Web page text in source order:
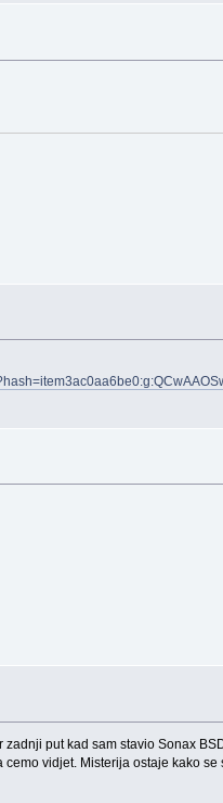
put kad sam stavio Sonax
vidjet. Misterija ostaje kako se